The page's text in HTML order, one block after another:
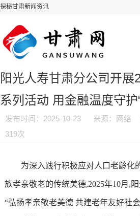
探秘甘肃新闻资讯
阳光人寿甘肃分公司开展
系列活动 用金融温度守护
发布时间：2025-10-23 来源：网络
319次
为深入践行积极应对人口老龄化
族孝亲敬老的传统美德,2025年10月,
“弘扬孝亲敬老美德 共建老年友好社